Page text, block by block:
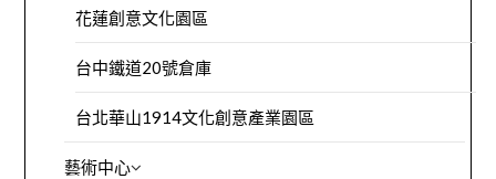
花蓮創意文化園區
台中鐵道20號倉庫
台北華山1914文化創意產業園區
藝術中心